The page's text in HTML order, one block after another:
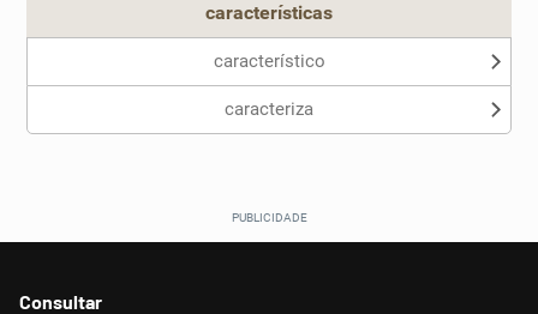
características
característico
caracteriza
Consultar